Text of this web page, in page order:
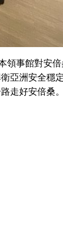
領事館對安
亞洲安全穩
走好安倍桑。